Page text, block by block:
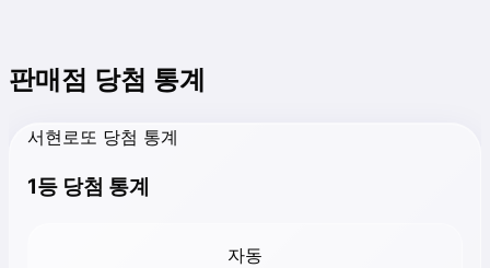
판매점 당첨 통계
서현로또 당첨 통계
1등 당첨 통계
자동